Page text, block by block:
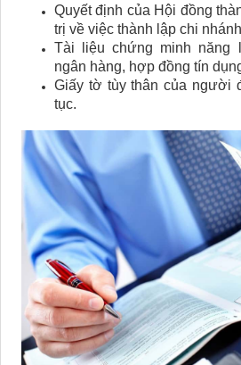
Quyết định của Hội đồng
trị về việc thành lập chi
Tài liệu chứng minh năng
ngân hàng, hợp đồng tín
Giấy tờ tùy thân của người
tục.